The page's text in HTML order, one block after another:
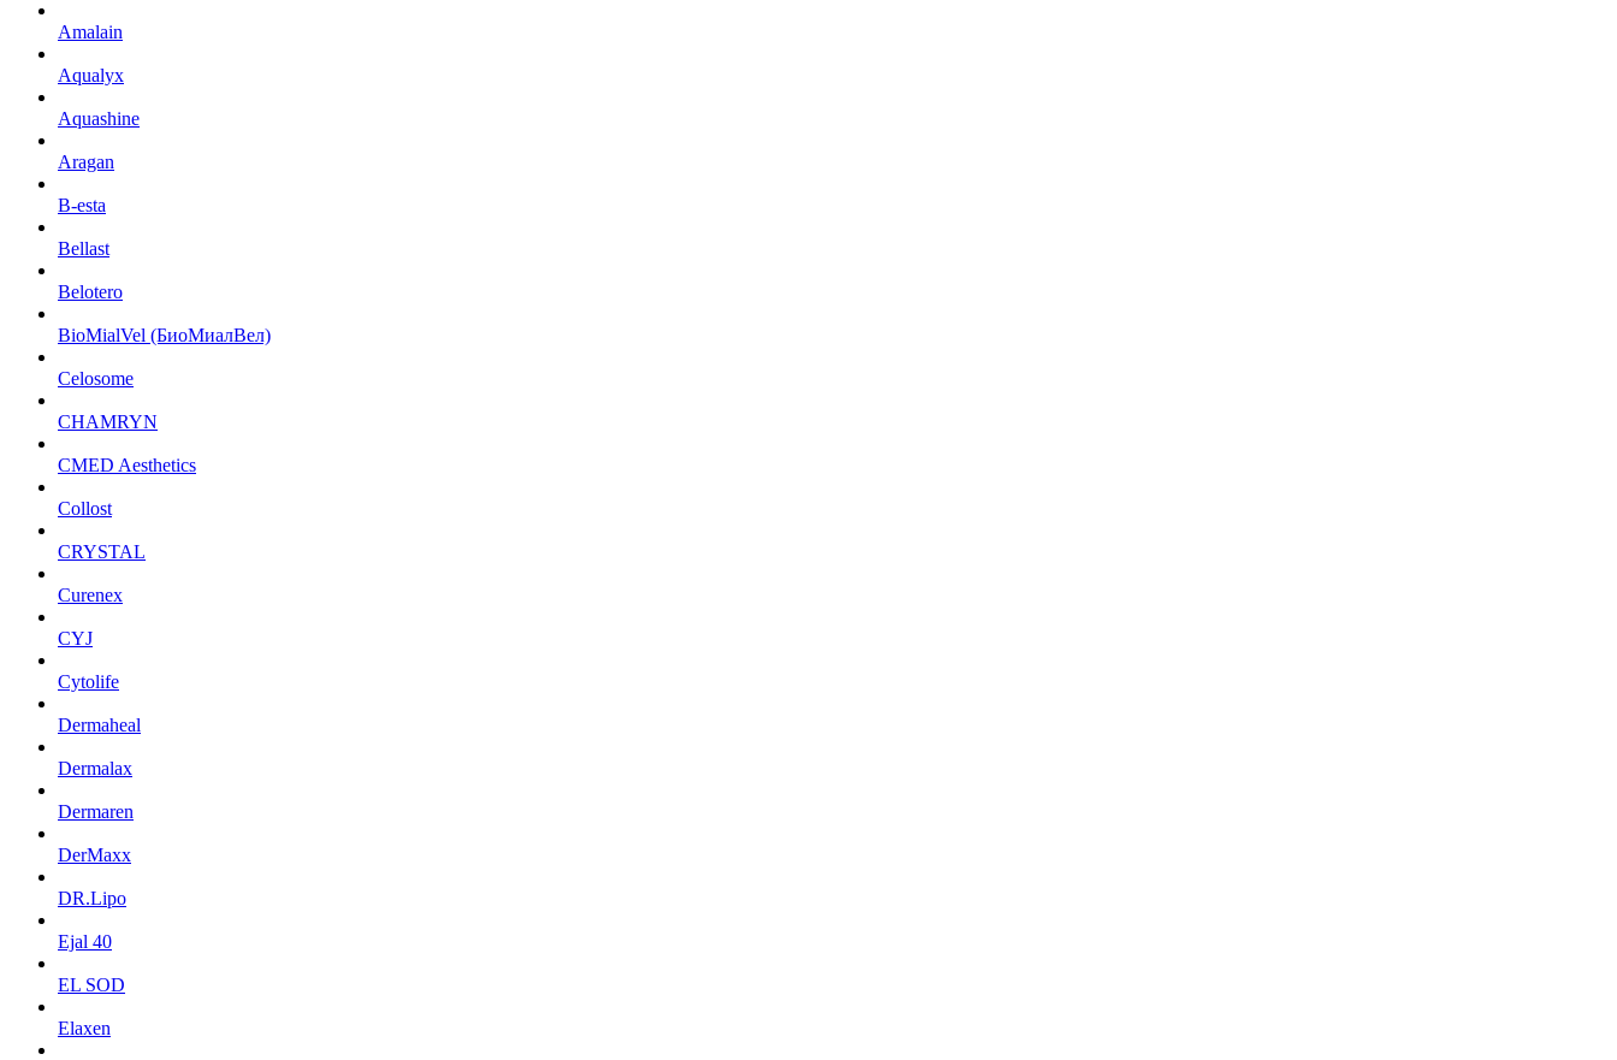
Amalain
Aqualyx
Aquashine
Aragan
B-esta
Bellast
Belotero
BioMialVel (БиоМиалВел)
Celosome
CHAMRYN
CMED Aesthetics
Collost
CRYSTAL
Curenex
CYJ
Cytolife
Dermaheal
Dermalax
Dermaren
DerMaxx
DR.Lipo
Ejal 40
EL SOD
Elaxen